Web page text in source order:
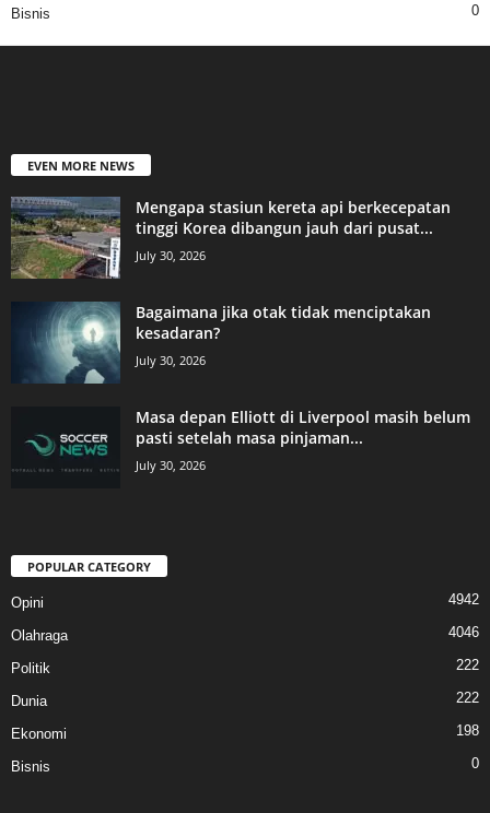
Bisnis 0
EVEN MORE NEWS
Mengapa stasiun kereta api berkecepatan
tinggi Korea dibangun jauh dari pusat...
July 30, 2026
Bagaimana jika otak tidak menciptakan
kesadaran?
July 30, 2026
Masa depan Elliott di Liverpool masih belum
pasti setelah masa pinjaman...
July 30, 2026
POPULAR CATEGORY
Opini 4942
Olahraga 4046
Politik 222
Dunia 222
Ekonomi 198
Bisnis 0